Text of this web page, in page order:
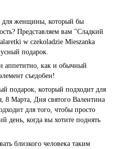
для женщины, который бы
Представляем вам "Сладкий
w czekoladzie Mieszanka
подарок.
аппетитно, как и обычный
съедобен!
подарок, который подходит для
8 Марта, Дня святого Валентина
для того, чтобы просто
день, когда вы хотите поднять
близкого человека таким